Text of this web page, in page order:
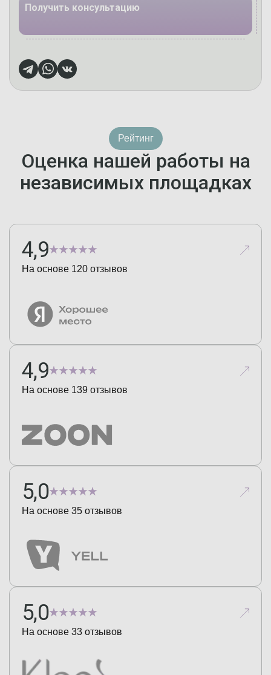
Получить консультацию
Рейтинг
Оценка нашей работы на
независимых площадках
4,9
На основе 120 отзывов
4,9
На основе 139 отзывов
5,0
На основе 35 отзывов
5,0
На основе 33 отзывов